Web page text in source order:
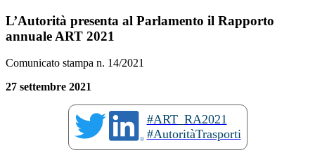
L’Autorità presenta al Parlamento il Rapporto
annuale ART 2021
Comunicato stampa n. 14/2021
27 settembre 2021
#ART_RA2021
#AutoritàTrasporti